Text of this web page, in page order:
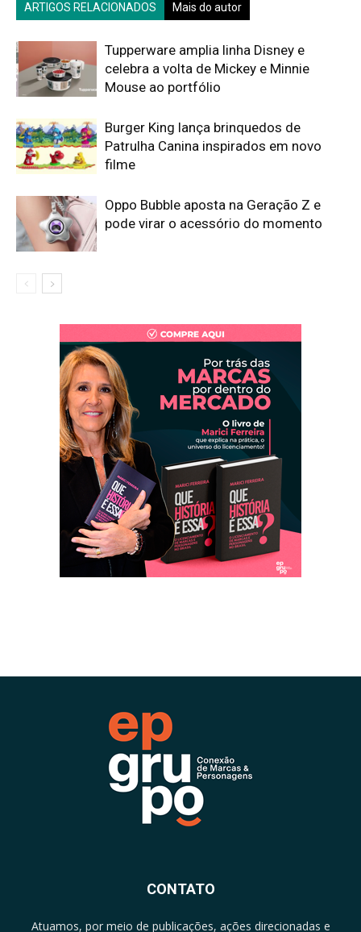
ARTIGOS RELACIONADOS Mais do autor
Tupperware amplia linha Disney e
celebra a volta de Mickey e Minnie
Mouse ao portfólio
Burger King lança brinquedos de
Patrulha Canina inspirados em novo
filme
Oppo Bubble aposta na Geração Z e
pode virar o acessório do momento
CONTATO
Atuamos, por meio de publicações, ações direcionadas e